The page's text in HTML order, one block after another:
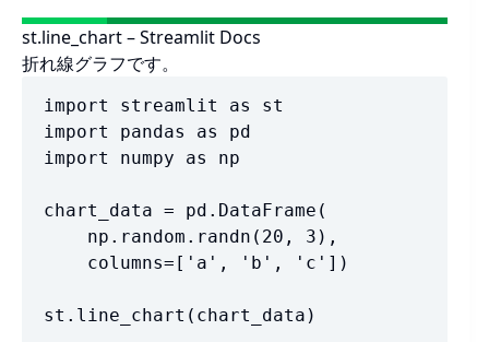
st.line_chart – Streamlit Docs
折れ線グラフです。
import streamlit as st
import pandas as pd
import numpy as np
chart_data = pd.DataFrame(
st.line_chart(chart_data)